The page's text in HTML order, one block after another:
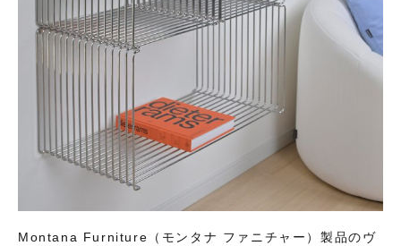
Montana Furniture（モンタナ ファニチャー）製品のヴ